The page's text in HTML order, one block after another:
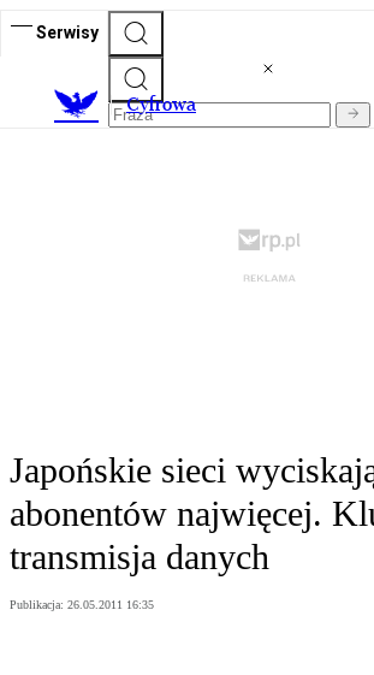
Serwisy
Cyfrowa
Japońskie sieci
abonentów najwięcej.
transmisja danych
Publikacja: 26.05.2011 16:35